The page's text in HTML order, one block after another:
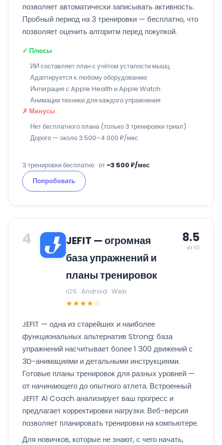
позволяет автоматически записывать активность.
Пробный период на 3 тренировки — бесплатно, что
позволяет оценить алгоритм перед покупкой.
✓ Плюсы
ИИ составляет план с учётом усталости мышц
Адаптируется к любому оборудованию
Интеграция с Apple Health и Apple Watch
Анимации техники для каждого упражнения
✗ Минусы
Нет бесплатного плана (только 3 тренировки триал)
Дорого — около 3 500–4 000 ₽/мес
3 тренировки бесплатно · от~3 500 ₽/мес
Попробовать
4
JEFIT — огромная
база упражнений и
планы тренировок
iOS · Android · Web
★★★★☆
8.5
из 10
JEFIT — одна из старейших и наиболее
функциональных альтернатив Strong: база
упражнений насчитывает более 1 300 движений с
3D-анимациями и детальными инструкциями.
Готовые планы тренировок для разных уровней —
от начинающего до опытного атлета. Встроенный
JEFIT AI Coach анализирует ваш прогресс и
предлагает корректировки нагрузки. Веб-версия
позволяет планировать тренировки на компьютере.
Для новичков, которые не знают, с чего начать,